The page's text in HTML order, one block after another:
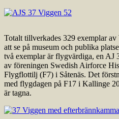
Totalt tillverkades 329 exemplar
att se på museum och publika
två exemplar är flygvärdiga, en AJ
av föreningen Swedish Airforce
Flygflottilj (F7) i Såtenäs. Det
med flygdagen på F17 i Kallinge
är tagna.